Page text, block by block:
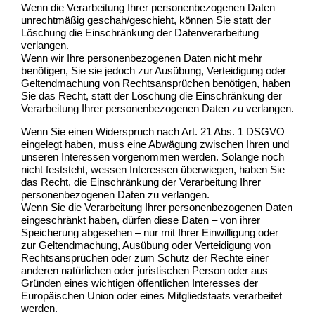
Wenn die Verarbeitung Ihrer personenbezogenen Daten
unrechtmäßig geschah/geschieht, können Sie statt der
Löschung die Einschränkung der Datenverarbeitung
verlangen.
Wenn wir Ihre personenbezogenen Daten nicht mehr
benötigen, Sie sie jedoch zur Ausübung, Verteidigung oder
Geltendmachung von Rechtsansprüchen benötigen, haben
Sie das Recht, statt der Löschung die Einschränkung der
Verarbeitung Ihrer personenbezogenen Daten zu verlangen.
Wenn Sie einen Widerspruch nach Art. 21 Abs. 1 DSGVO
eingelegt haben, muss eine Abwägung zwischen Ihren und
unseren Interessen vorgenommen werden. Solange noch
nicht feststeht, wessen Interessen überwiegen, haben Sie
das Recht, die Einschränkung der Verarbeitung Ihrer
personenbezogenen Daten zu verlangen.
Wenn Sie die Verarbeitung Ihrer personenbezogenen Daten
eingeschränkt haben, dürfen diese Daten – von ihrer
Speicherung abgesehen – nur mit Ihrer Einwilligung oder
zur Geltendmachung, Ausübung oder Verteidigung von
Rechtsansprüchen oder zum Schutz der Rechte einer
anderen natürlichen oder juristischen Person oder aus
Gründen eines wichtigen öffentlichen Interesses der
Europäischen Union oder eines Mitgliedstaats verarbeitet
werden.